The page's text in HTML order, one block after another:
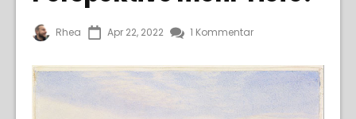
Rhea Apr 22, 2022 1 Kommentar